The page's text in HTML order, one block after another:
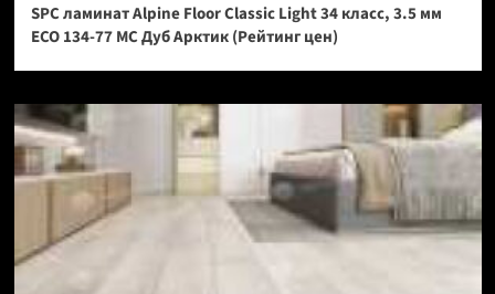
SPC ламинат Alpine Floor Classic Light 34 класс, 3.5 мм
ECO 134-77 МС Дуб Арктик (Рейтинг цен)